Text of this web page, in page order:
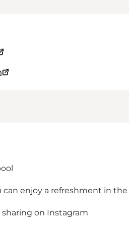
enjoy a refreshment in the
on Instagram